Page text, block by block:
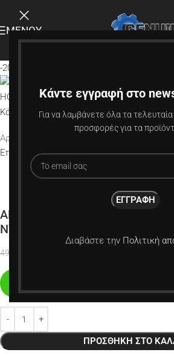
Κάντε εγγραφή στο
Για να λαμβάνετε όλα τα
προσφορές για τα
Διαβάστε την Πολιτική
ΜΕΝΟΎ
-20%
Κάντε κλικ για μεγέθυνση
Αρχική σελίδα
Επιστροφή στα προϊόντα
ALPHA COMPETITION 1.8T
N75 SILICONE HOSES BLUE
49,99
παραγγελίας)
ΠΡΟΣΘΉΚΗ ΣΤΟ